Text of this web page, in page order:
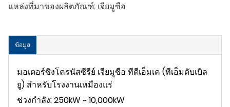
แหล่งที่มาของผลิตภัณฑ์: เจียมูซือ
ข้อมูล
มอเตอร์ซิงโครนัสซีรีย์ เจียมูซือ ทีดีเอ็มเค (ทีเอ็มดับเบิล
ยู) สำหรับโรงงานเหมืองแร่
ช่วงกำลัง: 250kW ~ 10,000kW